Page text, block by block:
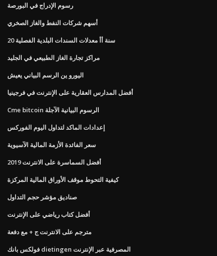
رسوم الإدراج في البورصة
أسهم شركات النفط والغاز الصخري
20 سنة أأ معدلات السندات البلدية الفصلية
مراكز تجارة الغاز الطبيعي في الجليد
اليورو ين الرسم البياني يعيش
أفضل المدارس العقارية على الإنترنت في فرجينيا
Cme bitcoin الرسوم البيانية الآجلة
إعدادات الماكد لتداول اليوم الفوركس
سعر الفائدة الأزمة المالية الآسيوية
أفضل السماسرة على الانترنت 2019
كيفية التحوط موقف الأوراق المالية المركزة
صناديق مؤشر حجم التداول
أفضل كتاب رياضي على الإنترنت
مترجم على الانترنت ج + مع دفعة
فولكس بانك dietingen المصرفية عبر الإنترنت